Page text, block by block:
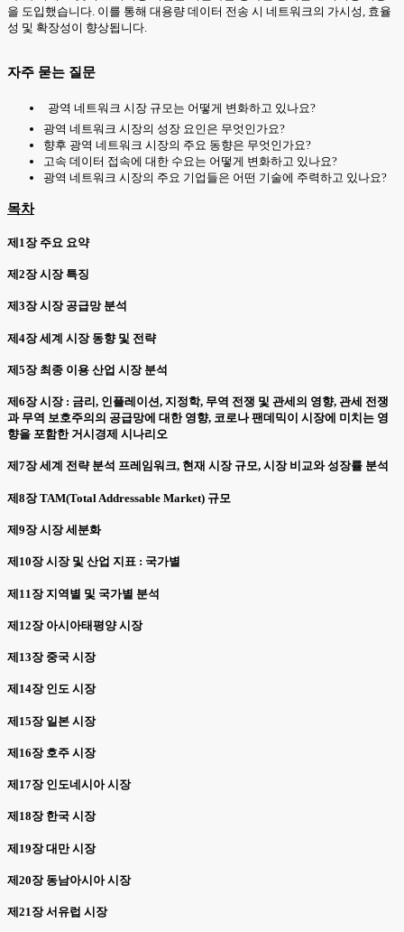
을 도입했습니다. 이를 통해 대용량 데이터 전송 시 네트워크의 가시성, 효율
성 및 확장성이 향상됩니다.
자주 묻는 질문
광역 네트워크 시장 규모는 어떻게 변화하고 있나요?
광역 네트워크 시장의 성장 요인은 무엇인가요?
향후 광역 네트워크 시장의 주요 동향은 무엇인가요?
고속 데이터 접속에 대한 수요는 어떻게 변화하고 있나요?
광역 네트워크 시장의 주요 기업들은 어떤 기술에 주력하고 있나요?
목차
제1장 주요 요약
제2장 시장 특징
제3장 시장 공급망 분석
제4장 세계 시장 동향 및 전략
제5장 최종 이용 산업 시장 분석
제6장 시장 : 금리, 인플레이션, 지정학, 무역 전쟁 및 관세의 영향, 관세 전쟁
과 무역 보호주의의 공급망에 대한 영향, 코로나 팬데믹이 시장에 미치는 영
향을 포함한 거시경제 시나리오
제7장 세계 전략 분석 프레임워크, 현재 시장 규모, 시장 비교와 성장률 분석
제8장 TAM(Total Addressable Market) 규모
제9장 시장 세분화
제10장 시장 및 산업 지표 : 국가별
제11장 지역별 및 국가별 분석
제12장 아시아태평양 시장
제13장 중국 시장
제14장 인도 시장
제15장 일본 시장
제16장 호주 시장
제17장 인도네시아 시장
제18장 한국 시장
제19장 대만 시장
제20장 동남아시아 시장
제21장 서유럽 시장